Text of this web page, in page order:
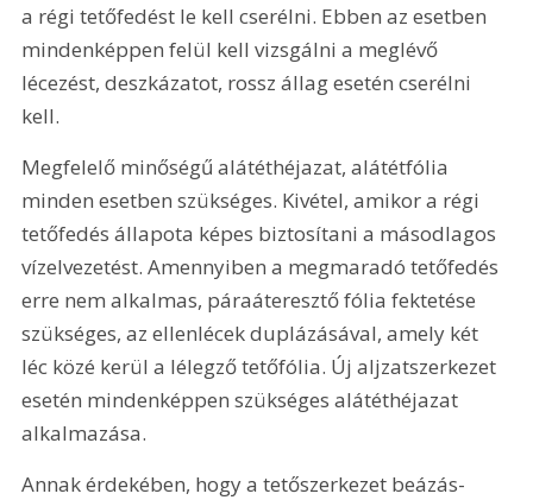
a régi tetőfedést le kell cserélni. Ebben az esetben
mindenképpen felül kell vizsgálni a meglévő
lécezést, deszkázatot, rossz állag esetén cserélni
kell.
Megfelelő minőségű alátéthéjazat, alátétfólia
minden esetben szükséges. Kivétel, amikor a régi
tetőfedés állapota képes biztosítani a másodlagos
vízelvezetést. Amennyiben a megmaradó tetőfedés
erre nem alkalmas, páraáteresztő fólia fektetése
szükséges, az ellenlécek duplázásával, amely két
léc közé kerül a lélegző tetőfólia. Új aljzatszerkezet
esetén mindenképpen szükséges alátéthéjazat
alkalmazása.
Annak érdekében, hogy a tetőszerkezet beázás-